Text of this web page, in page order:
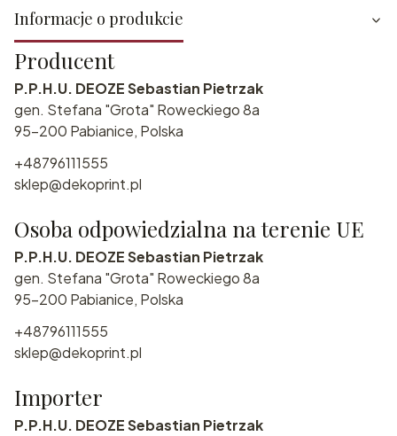
Informacje o produkcie
Producent
P.P.H.U. DEOZE Sebastian Pietrzak
gen. Stefana "Grota" Roweckiego 8a
95-200 Pabianice, Polska
+48796111555
sklep@dekoprint.pl
Osoba odpowiedzialna na terenie UE
P.P.H.U. DEOZE Sebastian Pietrzak
gen. Stefana "Grota" Roweckiego 8a
95-200 Pabianice, Polska
+48796111555
sklep@dekoprint.pl
Importer
P.P.H.U. DEOZE Sebastian Pietrzak